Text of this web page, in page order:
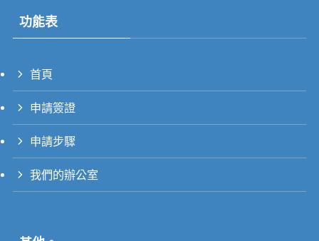
功能表
首頁
申請簽證
申請步驟
我們的辦公室
TH
PT_BR